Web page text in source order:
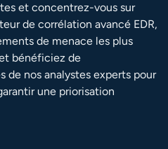
et concentrez-vous sur
de corrélation avancé EDR,
de menace les plus
bénéficiez de
de nos analystes experts pour
une priorisation